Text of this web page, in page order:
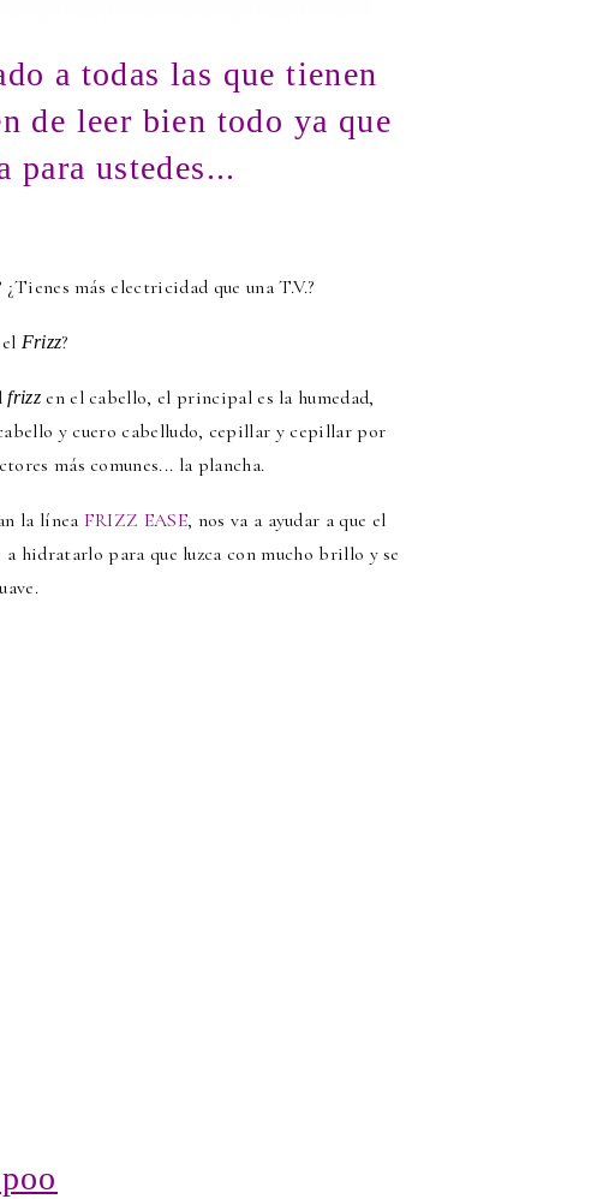
a todas las que tienen
de leer bien todo ya que
para ustedes...
más electricidad que una T.V.?
Frizz?
frizzen el cabello, el principal es la humedad,
y cuero cabelludo, cepillar y cepillar por
más comunes... la plancha.
la línea FRIZZ EASE, nos va a ayudar a que el
hidratarlo para que luzca con mucho brillo y se